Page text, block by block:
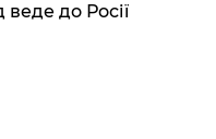
веде до Росії